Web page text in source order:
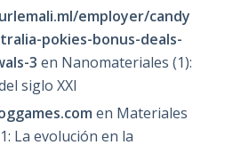
employer/candy
pokies-bonus-deals-
3 en Nanomateriales (1):
siglo XXI
en Materiales
La evolución en la